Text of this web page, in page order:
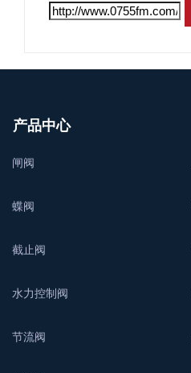
产品中心
闸阀
蝶阀
截止阀
水力控制阀
节流阀